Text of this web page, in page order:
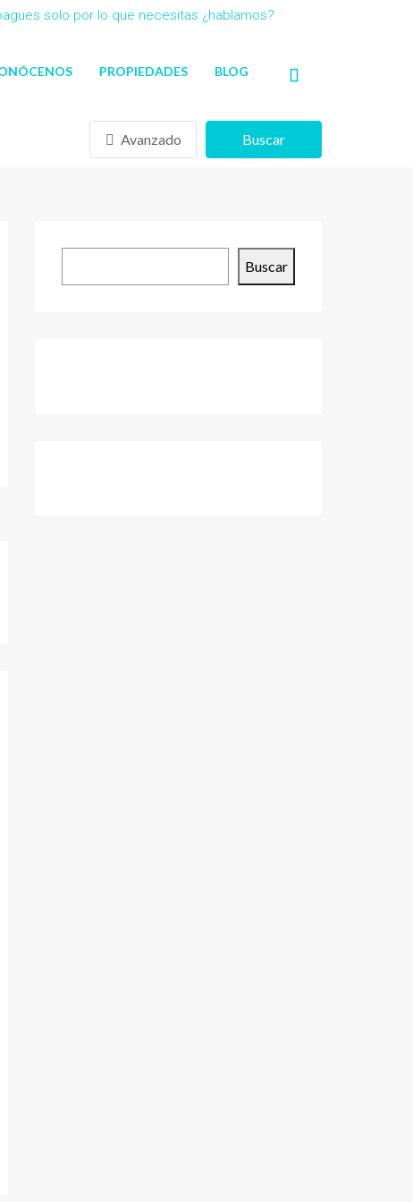
solo por lo que necesitas ¿hablamos?
PROPIEDADES BLOG
Avanzado Buscar
Buscar